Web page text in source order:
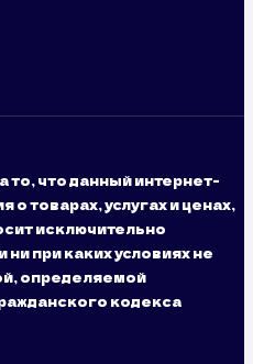
что данный интернет-
о товарах, услугах и ценах,
исключительно
при каких условиях не
определяемой
кодекса